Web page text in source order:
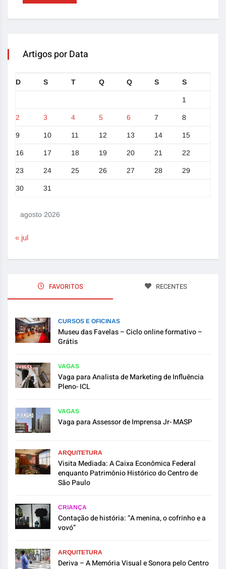
Artigos por Data
agosto 2026
D S T Q Q S S
1
2 3 4 5 6 7 8
9 10 11 12 13 14 15
16 17 18 19 20 21 22
23 24 25 26 27 28 29
30 31
« jul
FAVORITOS RECENTES
CURSOS E OFICINAS
Museu das Favelas – Ciclo online formativo –
Grátis
VAGAS
Vaga para Analista de Marketing de Influência
Pleno- ICL
VAGAS
Vaga para Assessor de Imprensa Jr- MASP
ARQUITETURA
Visita Mediada: A Caixa Econômica Federal
enquanto Patrimônio Histórico do Centro de
São Paulo
CRIANÇA
Contação de história: “A menina, o cofrinho e a
vovó”
ARQUITETURA
Deriva – A Memória Visual e Sonora pelo Centro